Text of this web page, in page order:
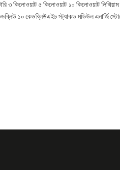
৩ কিলোওয়াট ৫ কিলোওয়াট ১০ কিলোওয়াট লিথিয়াম
১০ কেডব্লিউএইচ স্ট্যাকড মডিউল এনার্জি